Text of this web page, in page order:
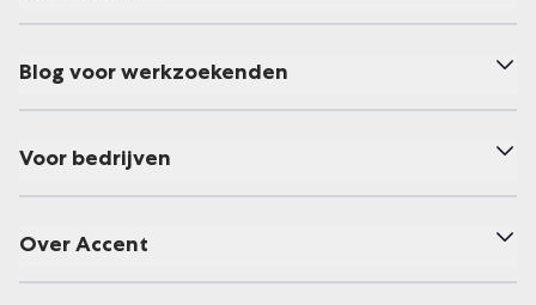
Blog voor werkzoekenden
Voor bedrijven
Over Accent